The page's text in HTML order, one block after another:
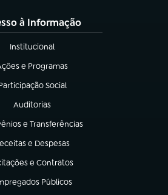
à Informação
Institucional
(abre em nova aba)
e Programas
em nova aba)
Social
em nova aba)
Auditorias
(abre em nova aba)
e Transferências
em nova aba)
e Despesas
em nova aba)
e Contratos
em nova aba)
Públicos
em nova aba)